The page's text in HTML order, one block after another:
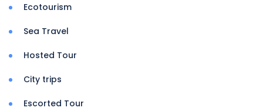
Ecotourism
Sea Travel
Hosted Tour
City trips
Escorted Tour